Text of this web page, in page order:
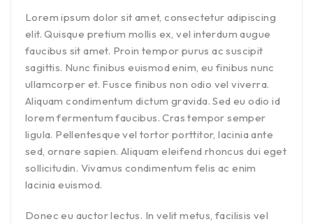
Lorem ipsum dolor sit amet, consectetur adipiscing
elit. Quisque pretium mollis ex, vel interdum augue
faucibus sit amet. Proin tempor purus ac suscipit
sagittis. Nunc finibus euismod enim, eu finibus nunc
ullamcorper et. Fusce finibus non odio vel viverra.
Aliquam condimentum dictum gravida. Sed eu odio id
lorem fermentum faucibus. Cras tempor semper
ligula. Pellentesque vel tortor porttitor, lacinia ante
sed, ornare sapien. Aliquam eleifend rhoncus dui eget
sollicitudin. Vivamus condimentum felis ac enim
lacinia euismod.
Donec eu auctor lectus. In velit metus, facilisis vel